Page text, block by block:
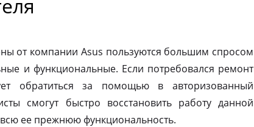
от компании Asus пользуются большим спросом
и функциональные. Если потребовался ремонт
обратиться за помощью в авторизованный
смогут быстро восстановить работу данной
всю ее прежнюю функциональность.